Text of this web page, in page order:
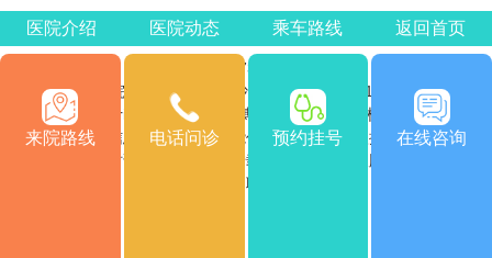
医院介绍 医院动态 乘车路线 返回首页
医院电话：0731-85532120
医院地址：湖南省长沙市雨花区车站南715号
Copyright © 2026
长沙博润白癜风医院
版权所有
注：本网站信息仅供参考，不能作为诊断及医疗依据，服用药物
或进行治疗时请遵医嘱。如有转载或引用文章涉及版权问题，请
与我们联系。
来院路线 电话问诊 预约挂号 在线咨询